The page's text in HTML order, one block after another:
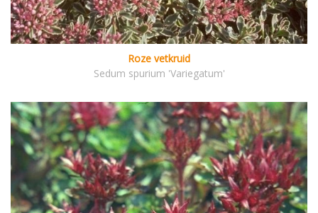
Roze vetkruid
Sedum spurium 'Variegatum'